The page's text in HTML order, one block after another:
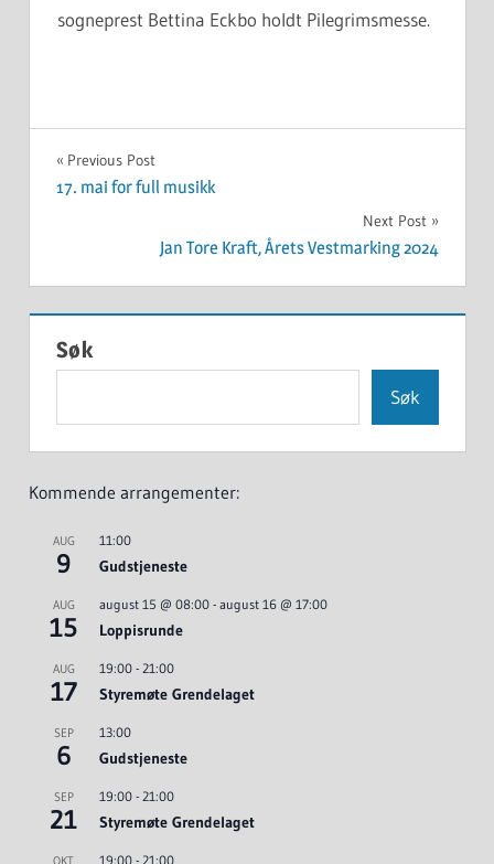
sogneprest Bettina Eckbo holdt Pilegrimsmesse.
Innleggsnavigasjon
Previous Post
17. mai for full musikk
Next Post
Jan Tore Kraft, Årets Vestmarking 2024
Søk
Søk
Kommende arrangementer:
AUG
9
11:00
Gudstjeneste
AUG
15
august 15 @ 08:00- august 16 @ 17:00
Loppisrunde
AUG
17
19:00- 21:00
Styremøte Grendelaget
SEP
6
13:00
Gudstjeneste
SEP
21
19:00- 21:00
Styremøte Grendelaget
OKT 19:00- 21:00